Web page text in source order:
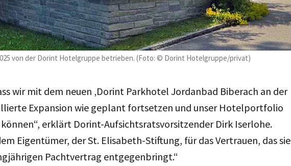
von der Dorint Hotelgruppe betrieben. (Foto: © Dorint Hotelgruppe/privat)
wir mit dem neuen ‚Dorint Parkhotel Jordanbad Biberach an der
Expansion wie geplant fortsetzen und unser Hotelportfolio
erklärt Dorint-Aufsichtsratsvorsitzender Dirk Iserlohe.
Eigentümer, der St. Elisabeth-Stiftung, für das Vertrauen, das sie
Pachtvertrag entgegenbringt.“